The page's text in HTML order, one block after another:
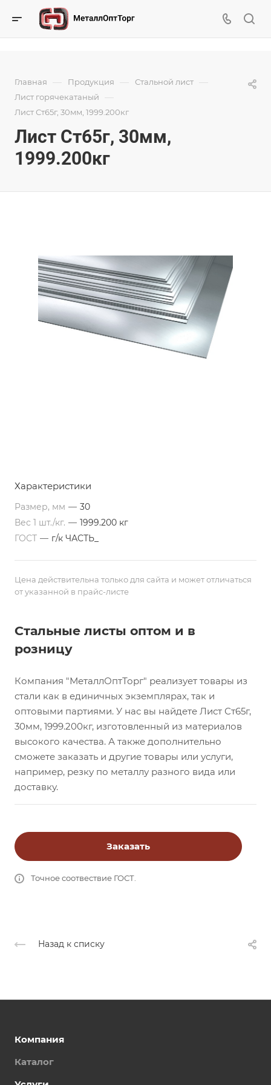
Главная — Продукция — Стальной лист —
Лист горячекатаный —
Лист Ст65г, 30мм, 1999.200кг
Лист Ст65г, 30мм,
1999.200кг
Характеристики
Размер, мм — 30
Вес 1 шт./кг. — 1999.200 кг
ГОСТ — г/к ЧАСТЬ_
Цена действительна только для сайта и может отличаться
от указанной в прайс-листе
Стальные листы оптом и в
розницу
Компания "МеталлОптТорг" реализует товары из
стали как в единичных экземплярах, так и
оптовыми партиями. У нас вы найдете Лист Ст65г,
30мм, 1999.200кг, изготовленный из материалов
высокого качества. А также дополнительно
сможете заказать и другие товары или услуги,
например, резку по металлу разного вида или
доставку.
Заказать
Точное соотвествие ГОСТ.
Назад к списку
Компания
Каталог